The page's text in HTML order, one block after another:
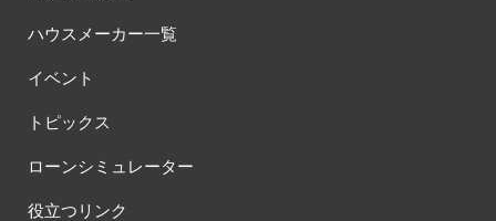
ハウスメーカー一覧
イベント
トピックス
ローンシミュレーター
役立つリンク